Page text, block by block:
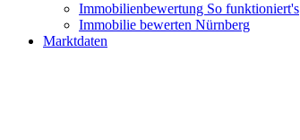
Immobilienbewertung So funktioniert's
Immobilie bewerten Nürnberg
Marktdaten